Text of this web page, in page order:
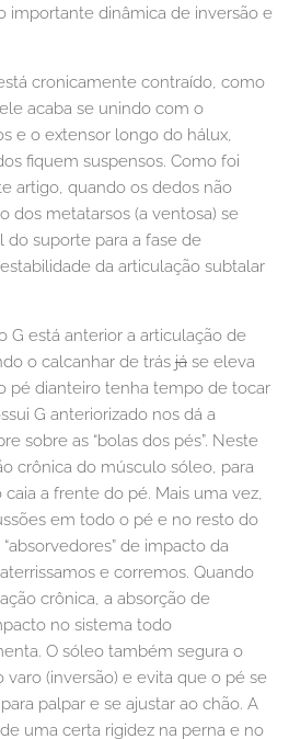
importante dinâmica de inversão e
cronicamente contraído, como
acaba se unindo com o
e o extensor longo do hálux,
fiquem suspensos. Como foi
artigo, quando os dedos não
dos metatarsos (a ventosa) se
do suporte para a fase de
da articulação subtalar
G está anterior a articulação de
o calcanhar de trás já se eleva
pé dianteiro tenha tempo de tocar
G anteriorizado nos dá a
sobre as “bolas dos pés”. Neste
crônica do músculo sóleo, para
a frente do pé. Mais uma vez,
em todo o pé e no resto do
de impacto da
e corremos. Quando
crônica, a absorção de
no sistema todo
O sóleo também segura o
(inversão) e evita que o pé se
palpar e se ajustar ao chão. A
uma certa rigidez na perna e no